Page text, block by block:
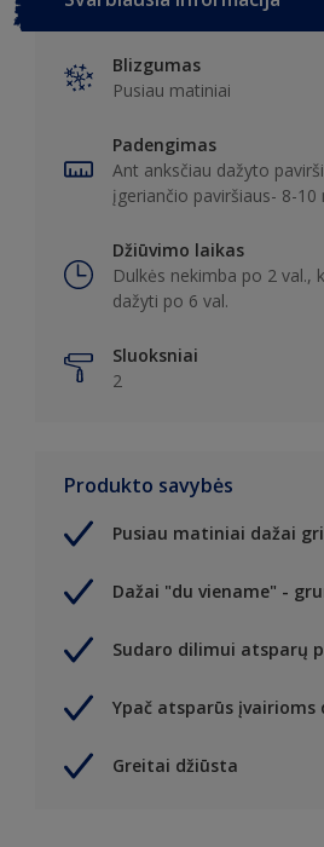
Blizgumas
Pusiau matiniai
Padengimas
Ant anksčiau dažyto
įgeriančio paviršiaus- 8-10
Džiūvimo laikas
Dulkės nekimba po 2 val.,
dažyti po 6 val.
Sluoksniai
2
Produkto savybės
Pusiau matiniai dažai
Dažai "du viename" -
Sudaro dilimui atsparų
Ypač atsparūs įvairioms
Greitai džiūsta